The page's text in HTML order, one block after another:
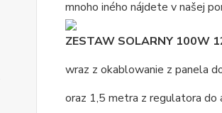
mnoho iného nájdete v našej
ZESTAW SOLARNY 100W
wraz z okablowanie z panela
oraz 1,5 metra z regulatora do